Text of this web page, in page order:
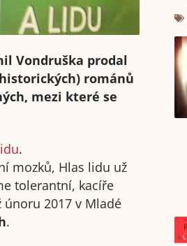
Vondruška prodal
románů
mezi které se
.
mozků, Hlas lidu už
tolerantní, kacíře
2017 v Mladé
.